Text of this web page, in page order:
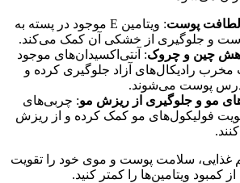
پوست
: ویتامین E موجود در پسته به
و جلوگیری از خشکی آن کمک می‌کند.
چین و چروک: آنتی‌اکسیدان‌های موجود
مخرب رادیکال‌های آزاد جلوگیری کرده و
پوست می‌شوند.
مو و جلوگیری از ریزش مو: چربی‌های
فولیکول‌های مو کمک کرده و از ریزش
غذایی، سلامت پوست و موی خود را تقویت
ویتامین‌ها را کمتر کنید.